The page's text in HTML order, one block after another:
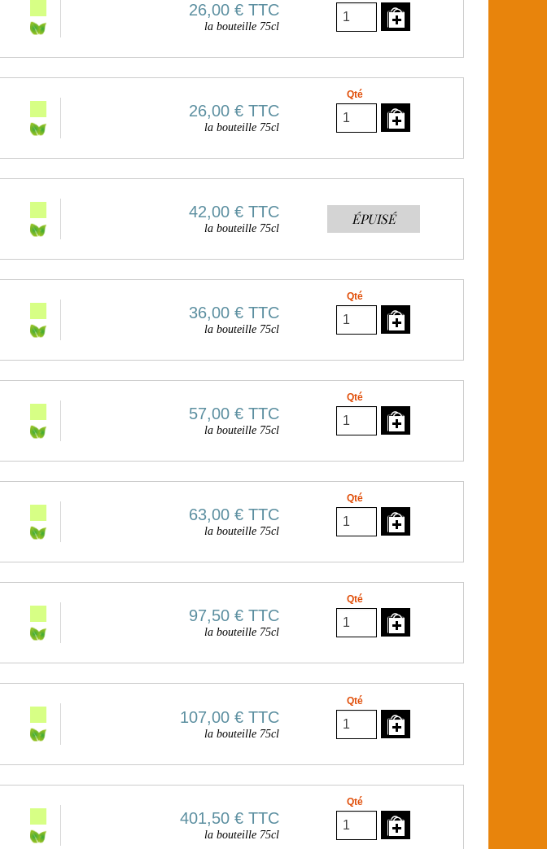
26,00 € TTC
la bouteille 75cl
26,00 € TTC
la bouteille 75cl
Qté
42,00 € TTC
la bouteille 75cl
ÉPUISÉ
36,00 € TTC
la bouteille 75cl
Qté
57,00 € TTC
la bouteille 75cl
Qté
63,00 € TTC
la bouteille 75cl
Qté
97,50 € TTC
la bouteille 75cl
Qté
107,00 € TTC
la bouteille 75cl
Qté
401,50 € TTC
la bouteille 75cl
Qté